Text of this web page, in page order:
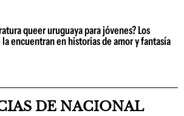
queer uruguaya para jóvenes? Los
encuentran en historias de amor y fantasía
DE NACIONAL